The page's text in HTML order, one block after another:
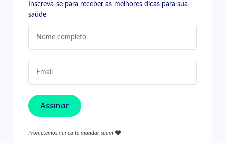
Inscreva-se para receber as melhores dicas para sua
saúde
Assinar
Prometemos nunca te mandar spam